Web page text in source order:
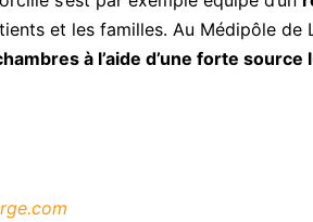
et les familles. Au Médipôle de
à l’aide d’une forte source